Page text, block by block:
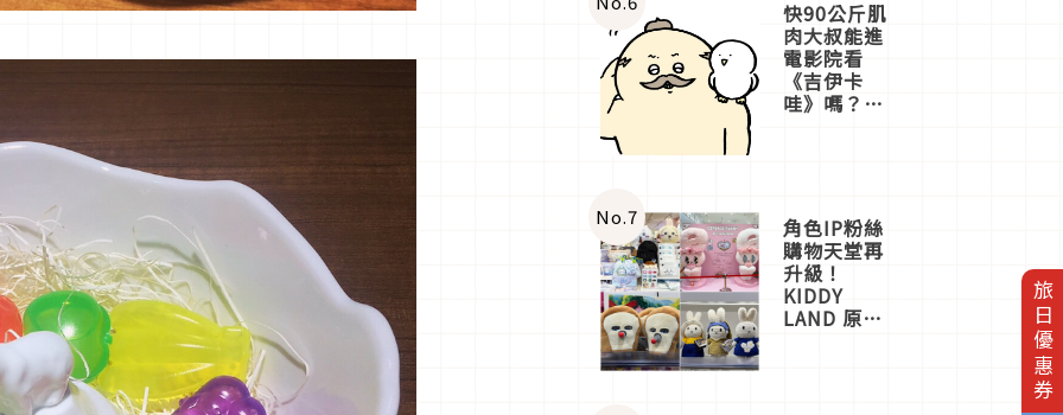
旅日優惠券
快90公斤肌
肉大叔能進
電影院看
《吉伊卡
哇》嗎？日
一同給出了
答案
No.7 角色IP粉絲
購物天堂再
升級！
KIDDY
LAND 原宿